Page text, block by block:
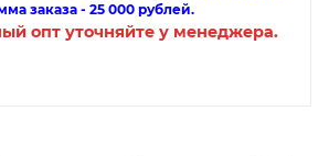
заказа - 25 000 рублей.
опт уточняйте у менеджера.